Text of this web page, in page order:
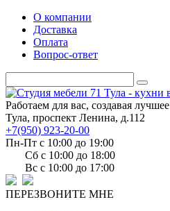
О компании
Доставка
Оплата
Вопрос-ответ
Работаем для вас, создавая лучшее
Тула, проспект Ленина, д.112
+7(950) 923-20-00
Пн-Пт c 10:00 до 19:00
Сб c 10:00 до 18:00
Вс c 10:00 до 17:00
ПЕРЕЗВОНИТЕ МНЕ